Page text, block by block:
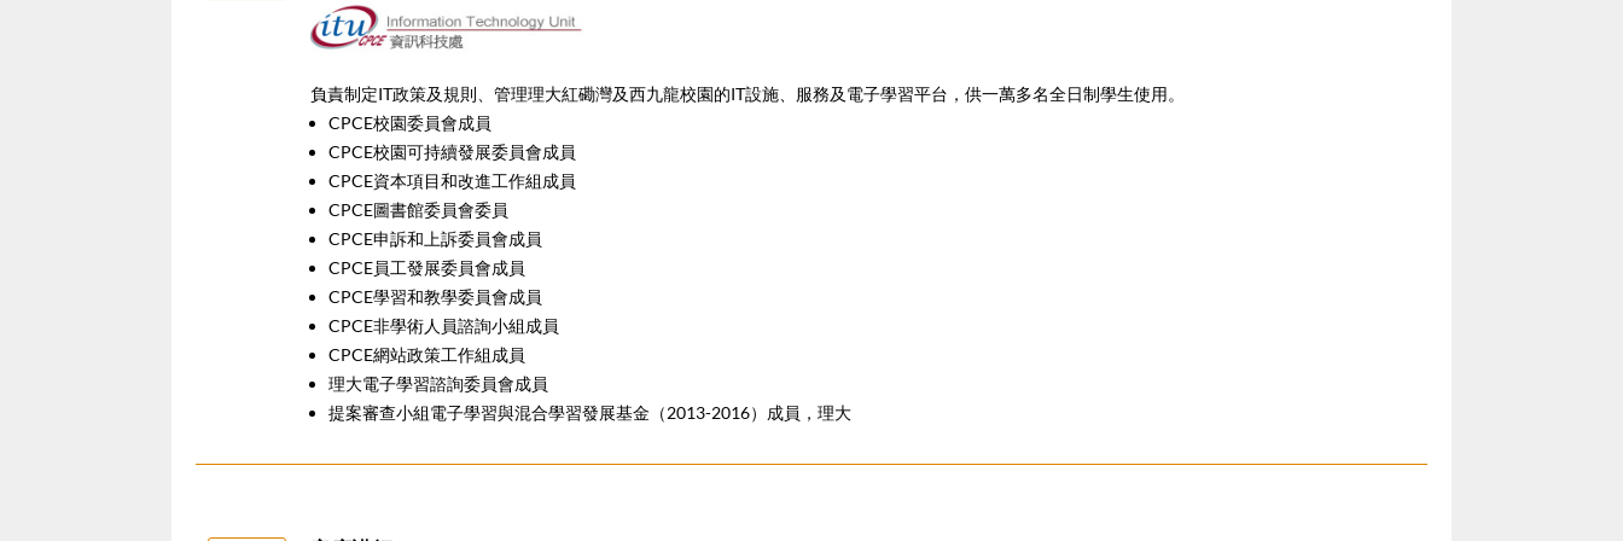
負責制定IT政策及規則、管理理大紅磡灣及西九龍校園的IT設施、服務及電子學習平台，供一萬多名全日制學生使用。
CPCE校園委員會成員
CPCE校園可持續發展委員會成員
CPCE資本項目和改進工作組成員
CPCE圖書館委員會委員
CPCE申訴和上訴委員會成員
CPCE員工發展委員會成員
CPCE學習和教學委員會成員
CPCE非學術人員諮詢小組成員
CPCE網站政策工作組成員
理大電子學習諮詢委員會成員
提案審查小組電子學習與混合學習發展基金（2013-2016）成員，理大